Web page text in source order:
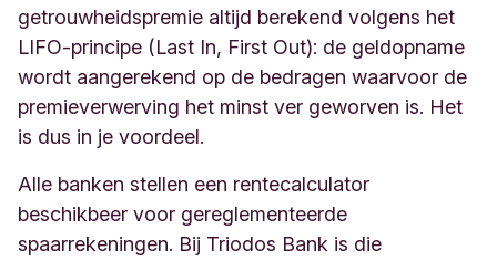
getrouwheidspremie altijd berekend volgens het
LIFO-principe (Last In, First Out): de geldopname
wordt aangerekend op de bedragen waarvoor de
premieverwerving het minst ver geworven is. Het
is dus in je voordeel.
Alle banken stellen een rentecalculator
beschikbeer voor gereglementeerde
spaarrekeningen. Bij Triodos Bank is die